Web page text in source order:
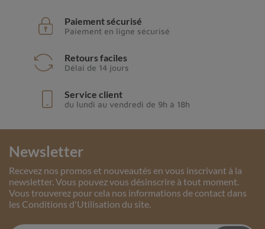
Paiement sécurisé
Paiement en ligne sécurisé
Retours faciles
Délai de 14 jours
Service client
du lundi au vendredi de 9h à 18h
Newsletter
Recevez nos promos et nouveautés en vous inscrivant à la
newsletter. Vous pouvez vous désinscrire à tout moment.
Vous trouverez pour cela nos informations de contact dans
les Conditions d'Utilisation du site.